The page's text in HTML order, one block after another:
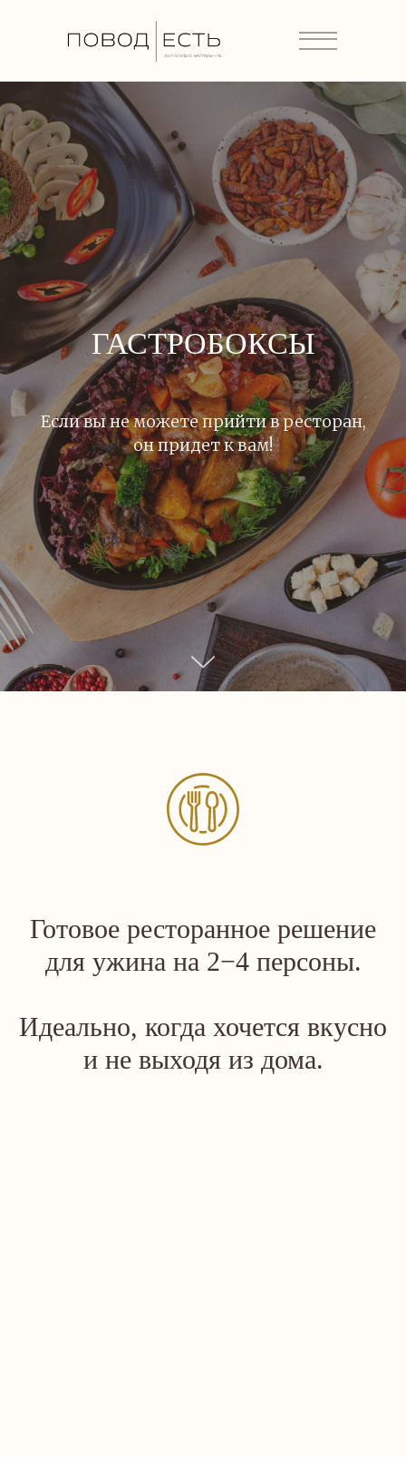
ГАСТРОБОКСЫ
Если вы не можете прийти в ресторан,
он придет к вам!
Готовое ресторанное решение
для ужина на 2−4 персоны.
Идеально, когда хочется вкусно
и не выходя из дома.